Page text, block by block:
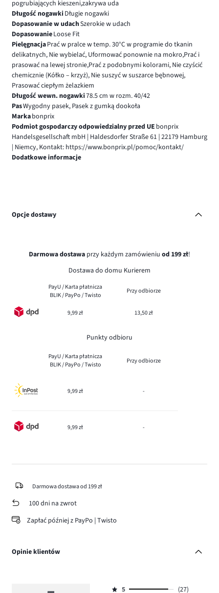
pogrubiających kieszeni,zakrywa uda
Długość nogawki Długie nogawki
Dopasowanie w udachSzerokie w udach
DopasowanieLoose Fit
PielęgnacjaPrać w pralce w temp. 30°C w programie do tkanin
delikatnych, Nie wybielać, Uformować ponownie na mokro,Prać i
prasować na lewej stronie,Prać z podobnymi kolorami, Nie czyścić
chemicznie (Kółko – krzyż), Nie suszyć w suszarce bębnowej,
Prasować ciepłym żelazkiem
Długość wewn. nogawki78.5 cm w rozm. 40/42
PasWygodny pasek, Pasek z gumką dookoła
Markabonprix
Podmiot gospodarczy odpowiedzialny przed UE bonprix
Handelsgesellschaft mbH | Haldesdorfer Straße 61 | 22179 Hamburg
| Niemcy, Kontakt: https://www.bonprix.pl/pomoc/kontakt/
Dodatkowe informacje
Opcje dostawy
Darmowa dostawa przy każdym zamówieniu od 199 zł!
Dostawa do domu Kurierem
PayU / Karta płatnicza
BLIK / PayPo / Twisto
Przy odbiorze
9,99 zł 13,50 zł
Punkty odbioru
PayU / Karta płatnicza
BLIK / PayPo / Twisto
Przy odbiorze
9,99 zł -
9,99 zł -
Darmowa dostawa od 199 zł
100 dni na zwrot
Zapłać później z PayPo | Twisto
Opinie klientów
5
(27)